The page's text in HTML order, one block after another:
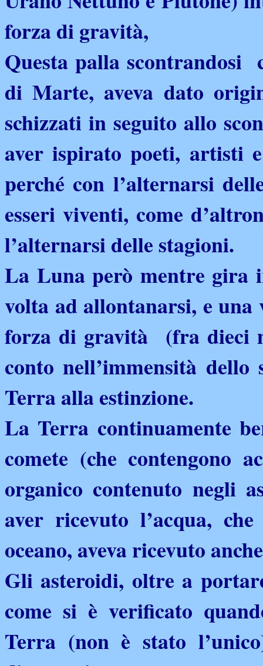
forza di gravità,
Questa palla scontrandosi
di Marte, aveva dato
schizzati in seguito allo
aver ispirato poeti, artisti
perché con l’alternarsi
esseri viventi, come
l’alternarsi delle stagioni.
La Luna però mentre gira
volta ad allontanarsi, e una
forza di gravità (fra dieci
conto nell’immensità
Terra alla estinzione.
La Terra continuamente
comete (che contengono
organico contenuto negli
aver ricevuto l’acqua,
oceano, aveva ricevuto
Gli asteroidi, oltre a
come si è verificato
Terra (non è stato